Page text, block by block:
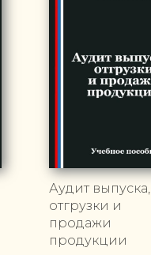
Аудит выпуска,
отгрузки и
продажи
продукции